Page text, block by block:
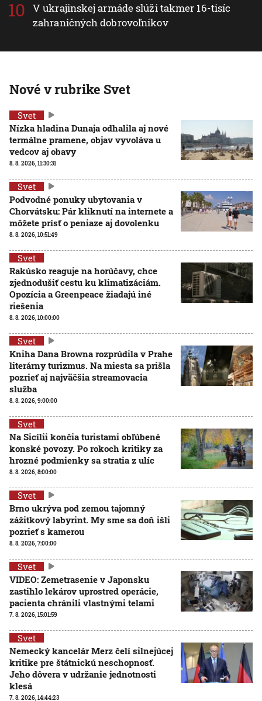
V ukrajinskej armáde slúži takmer 16-tisíc
zahraničných dobrovoľníkov
Nové v rubrike Svet
Svet
Nízka hladina Dunaja odhalila aj nové
termálne pramene, objav vyvoláva u
vedcov aj obavy
8. 8. 2026, 11:30:31
Svet
Podvodné ponuky ubytovania v
Chorvátsku: Pár kliknutí na internete a
môžete prísť o peniaze aj dovolenku
8. 8. 2026, 10:51:49
Svet
Rakúsko reaguje na horúčavy, chce
zjednodušiť cestu ku klimatizáciám.
Opozícia a Greenpeace žiadajú iné
riešenia
8. 8. 2026, 10:00:00
Svet
Kniha Dana Browna rozprúdila v Prahe
literárny turizmus. Na miesta sa prišla
pozrieť aj najväčšia streamovacia
služba
8. 8. 2026, 9:00:00
Svet
Na Sicílii končia turistami obľúbené
konské povozy. Po rokoch kritiky za
hrozné podmienky sa stratia z ulíc
8. 8. 2026, 8:00:00
Svet
Brno ukrýva pod zemou tajomný
zážitkový labyrint. My sme sa doň išli
pozrieť s kamerou
8. 8. 2026, 7:00:00
Svet
VIDEO: Zemetrasenie v Japonsku
zastihlo lekárov uprostred operácie,
pacienta chránili vlastnými telami
7. 8. 2026, 15:01:59
Svet
Nemecký kancelár Merz čelí silnejúcej
kritike pre štátnickú neschopnosť.
Jeho dôvera v udržanie jednotnosti
klesá
7. 8. 2026, 14:44:23